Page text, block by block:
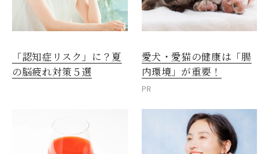
「認知症リスク」に？夏
の脳疲れ対策５選
愛犬・愛猫の健康は「腸
内環境」が重要！
PR